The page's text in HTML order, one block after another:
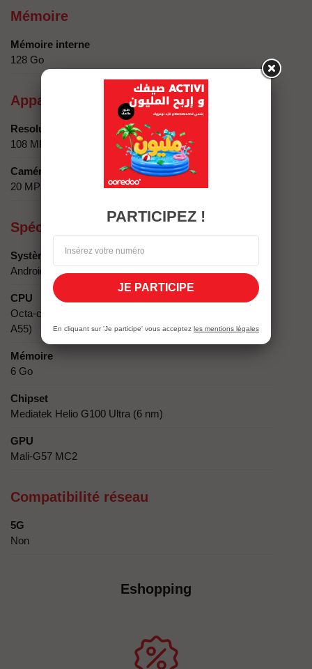
Mémoire
Mémoire interne
128 Go
Appareil photo / Caméra
Resolution
108 MP HM9 + 2 Depth
Caméra secondaire
20 MP
Spécificités techniques
Système d'exploitation
Android 15, up to 4 major Android upgrades, HyperOS 2
CPU
Octa-core (2x2.2 GHz Cortex-A76 & 6x2.0 GHz Cortex-
A55)
Mémoire
6 Go
Chipset
Mediatek Helio G100 Ultra (6 nm)
GPU
Mali-G57 MC2
Compatibilité réseau
5G
Non
Eshopping
PARTICIPEZ !
JE PARTICIPE
En cliquant sur 'Je participe' vous acceptez les mentions légales